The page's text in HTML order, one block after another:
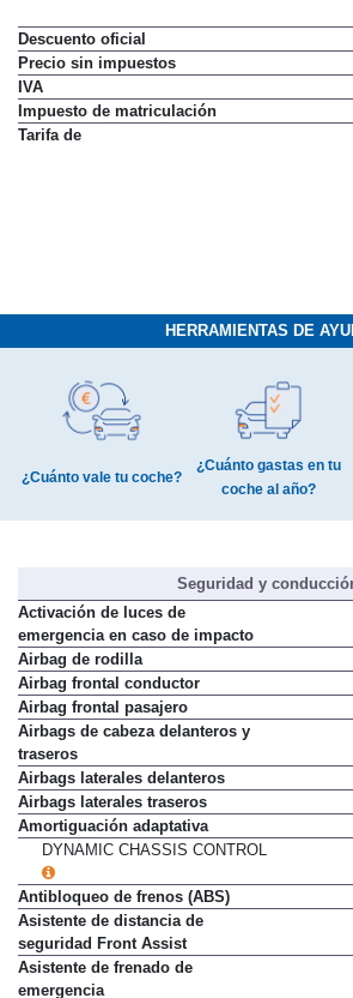
Descuento oficial
Precio sin impuestos
IVA
Impuesto de matriculación
HERRAMIENTAS DE
¿Cuánto gastas en tu
Seguridad y
Activación de luces de
emergencia en caso de impacto
Airbag de rodilla
Airbag frontal conductor
Airbag frontal pasajero
Airbags de cabeza delanteros y
traseros
Airbags laterales delanteros
Airbags laterales traseros
Amortiguación adaptativa
DYNAMIC CHASSIS CONTROL
Antibloqueo de frenos (ABS)
Asistente de distancia de
seguridad Front Assist
Asistente de frenado de